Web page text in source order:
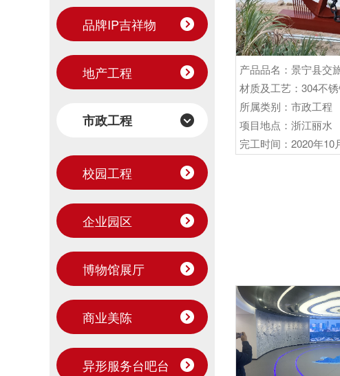
材质及工艺：304不
所属类别：市政工程
项目地点：浙江丽水
完工时间：2020年10
品牌IP吉祥物
地产工程
市政工程
校园工程
企业园区
博物馆展厅
商业美陈
异形服务台吧台